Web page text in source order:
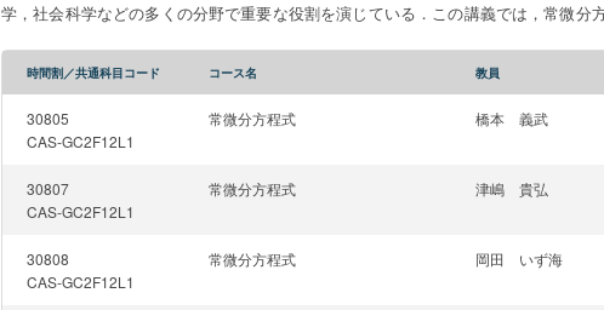
学，社会科学などの多くの分野で重要な役割を演じている．この講義では，常微分
代数学で学んだ固有値・固有ベクトルに関する基礎知識が必要となる．したがって
ともに，進んで偏微分方程式論を学ぶための入門篇でもある．
時間割／共通科目コード コース名 教員
30805
CAS-GC2F12L1
常微分方程式 橋本 義武
30807
CAS-GC2F12L1
常微分方程式 津嶋 貴弘
30808
CAS-GC2F12L1
常微分方程式 岡田 いず海